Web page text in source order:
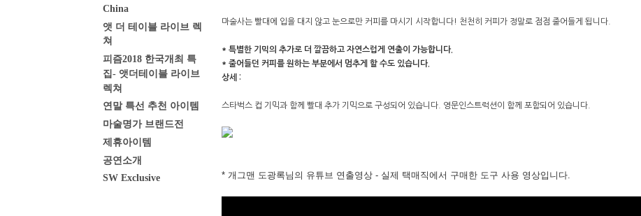
China
앳 더 테이블 라이브 렉
쳐
피즘2018 한국개최 특
집- 앳더테이블 라이브
렉쳐
연말 특선 추천 아이템
마술명가 브랜드전
제휴아이템
공연소개
SW Exclusive
마술사는 빨대에 입을 대지 않고 눈으로만 커피를 마시기 시작합니다! 천천히 커피가 정말로 점점 줄어들게 됩니다.
* 특별한 기믹의 추가로 더 깔끔하고 자연스럽게 연출이 가능합니다.
* 줄어들던 커피를 원하는 부분에서 멈추게 할 수도 있습니다.
상세 :
스타벅스 컵 기믹과 함께 빨대 추가 기믹으로 구성되어 있습니다. 영문인스트럭션이 함께 포함되어 있습니다.
* 개그맨 도광록님의 유튜브 연출영상 - 실제 택매직에서 구매한 도구 사용 영상입니다.